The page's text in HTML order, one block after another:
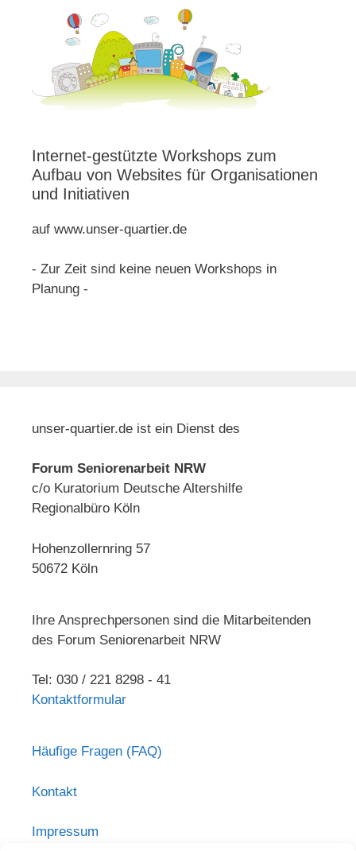
Internet-gestützte Workshops zum
Aufbau von Websites für Organisationen
und Initiativen
auf www.unser-quartier.de
- Zur Zeit sind keine neuen Workshops in
Planung -
unser-quartier.de ist ein Dienst des
Forum Seniorenarbeit NRW
c/o Kuratorium Deutsche Altershilfe
Regionalbüro Köln
Hohenzollernring 57
50672 Köln
Ihre Ansprechpersonen sind die Mitarbeitenden
des Forum Seniorenarbeit NRW
Tel: 030 / 221 8298 - 41
Kontaktformular
Häufige Fragen (FAQ)
Kontakt
Impressum